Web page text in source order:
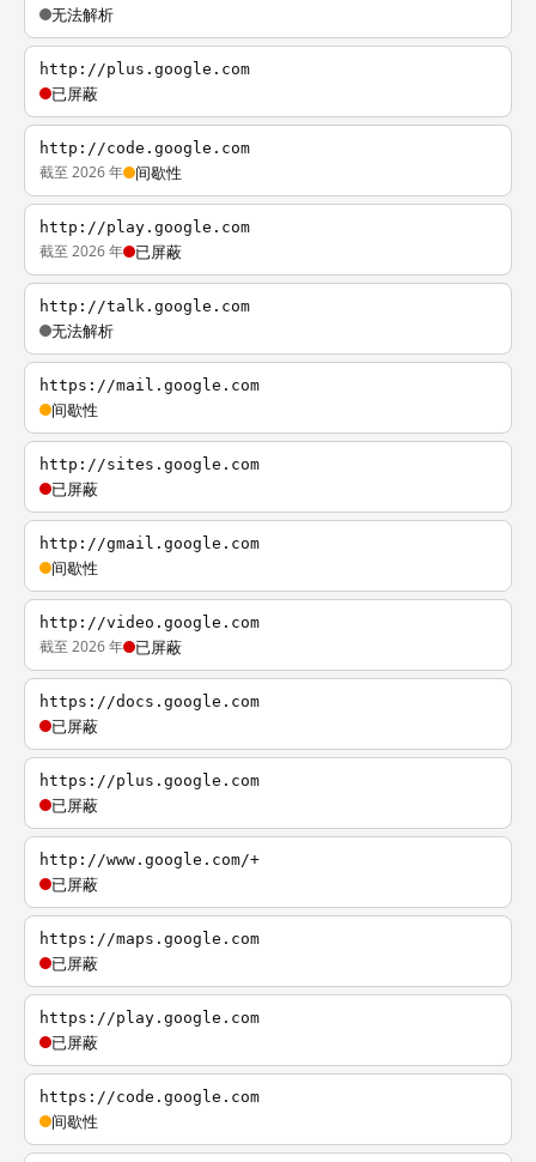
无法解析
http://plus.google.com
已屏蔽
http://code.google.com
截至 2026 年 间歇性
http://play.google.com
截至 2026 年 已屏蔽
http://talk.google.com
无法解析
https://mail.google.com
间歇性
http://sites.google.com
已屏蔽
http://gmail.google.com
间歇性
http://video.google.com
截至 2026 年 已屏蔽
https://docs.google.com
已屏蔽
https://plus.google.com
已屏蔽
http://www.google.com/+
已屏蔽
https://maps.google.com
已屏蔽
https://play.google.com
已屏蔽
https://code.google.com
间歇性